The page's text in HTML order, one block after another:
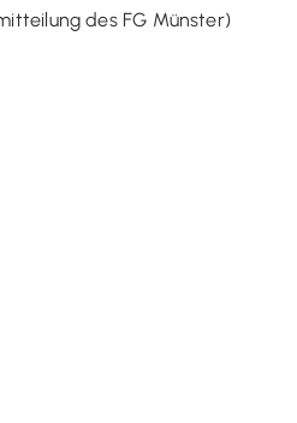
des FG Münster)